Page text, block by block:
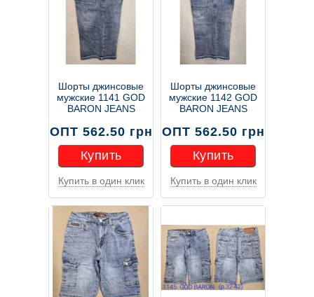
Шорты джинсовые
мужские 1141 GOD
BARON JEANS
ОПТ 562.50 грн
Купить
Купить
Купить в один клик
Шорты джинсовые
мужские 1142 GOD
BARON JEANS
ОПТ 562.50 грн
Купить
Купить
Купить в один клик